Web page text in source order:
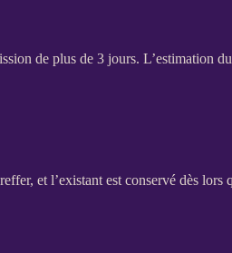
de plus de 3 jours. L’estimation
et l’existant est conservé dès lors